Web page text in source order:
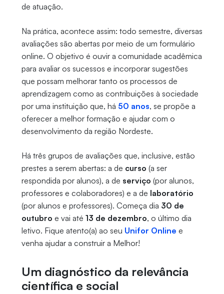
de atuação.
Na prática, acontece assim: todo semestre, diversas
avaliações são abertas por meio de um formulário
online. O objetivo é ouvir a comunidade acadêmica
para avaliar os sucessos e incorporar sugestões
que possam melhorar tanto os processos de
aprendizagem como as contribuições à sociedade
por uma instituição que, há 50 anos, se propõe a
oferecer a melhor formação e ajudar com o
desenvolvimento da região Nordeste.
Há três grupos de avaliações que, inclusive, estão
prestes a serem abertas: a de curso (a ser
respondida por alunos), a de serviço (por alunos,
professores e colaboradores) e a de laboratório
(por alunos e professores). Começa dia 30 de
outubro e vai até 13 de dezembro, o último dia
letivo. Fique atento(a) ao seu Unifor Online e
venha ajudar a construir a Melhor!
Um diagnóstico da relevância
científica e social